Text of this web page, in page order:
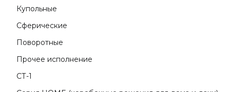
Купольные
Сферические
Поворотные
Прочее исполнение
СТ-1